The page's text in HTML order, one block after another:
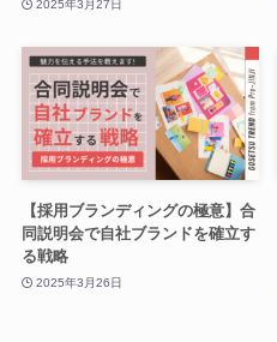
2025年3月27日
【採用ブランディングの極意】合
同説明会で自社ブランドを確立す
る戦略
2025年3月26日